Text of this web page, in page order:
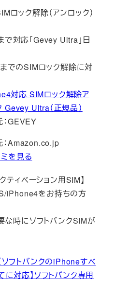
ック解除（アンロック）
対応「Gevey Ultra」日
でのSIMロック解除に対
対応 SIMロック解除ア
Gevey Ultra（正規品）
：GEVEY
：Amazon.co.jp
を見る
ティベーション用SIM】
iPhone4をお持ちの方
な時にソフトバンクSIMが
ソフトバンクのiPhoneすべ
に対応】ソフトバンク専用